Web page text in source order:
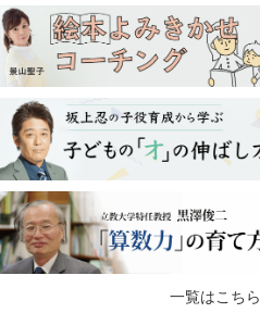
一覧はこちら